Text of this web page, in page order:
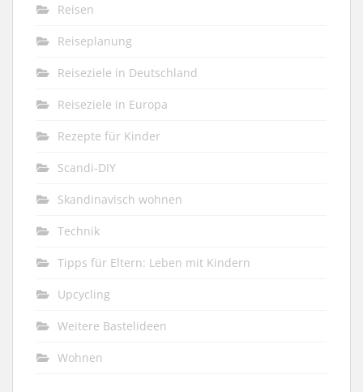
Reisen
Reiseplanung
Reiseziele in Deutschland
Reiseziele in Europa
Rezepte für Kinder
Scandi-DIY
Skandinavisch wohnen
Technik
Tipps für Eltern: Leben mit Kindern
Upcycling
Weitere Bastelideen
Wohnen